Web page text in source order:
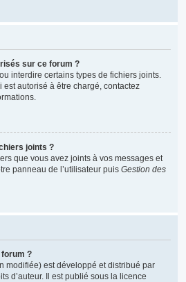
sur ce forum ?
interdire certains types de fichiers joints.
est autorisé à être chargé, contactez
joints ?
que vous avez joints à vos messages et
panneau de l’utilisateur puis Gestion des
forum ?
modifiée) est développé et distribué par
d’auteur. Il est publié sous la licence